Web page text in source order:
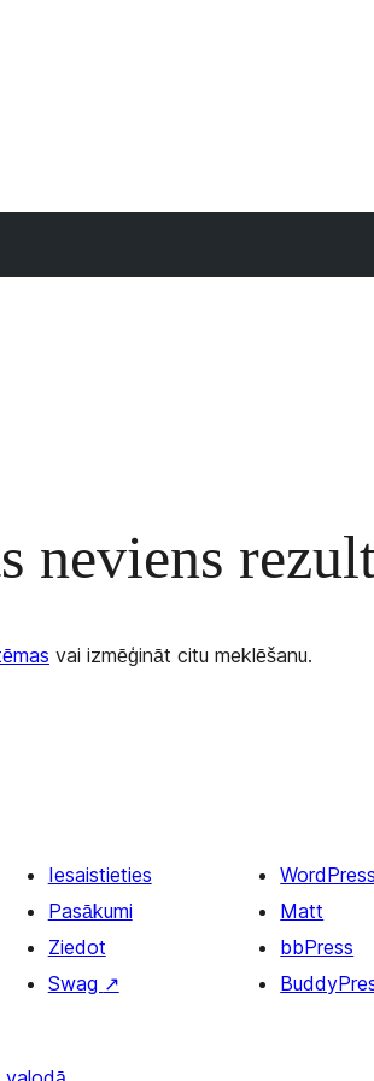
neviens
vai izmēģināt citu meklēšanu.
Iesaistieties
Pasākumi
Ziedot
Swag ↗
Matt
bbPress